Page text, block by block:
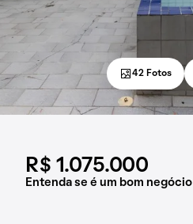
R$ 1.075.000
Entenda se é um bom negócio
42 Fotos